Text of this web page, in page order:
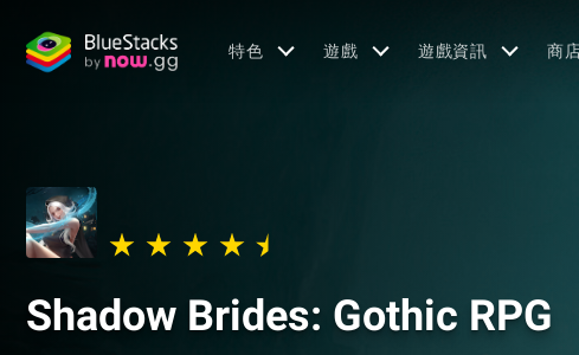
特色 遊戲 遊戲資訊 商
Shadow Brides: Gothic RPG